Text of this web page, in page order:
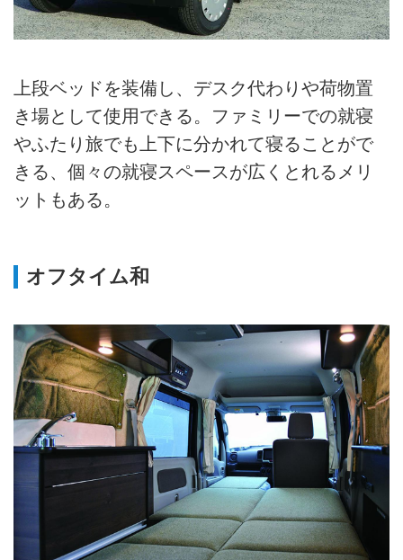
上段ベッドを装備し、デスク代わりや荷物置
き場として使用できる。ファミリーでの就寝
やふたり旅でも上下に分かれて寝ることがで
きる、個々の就寝スペースが広くとれるメリ
ットもある。
オフタイム和